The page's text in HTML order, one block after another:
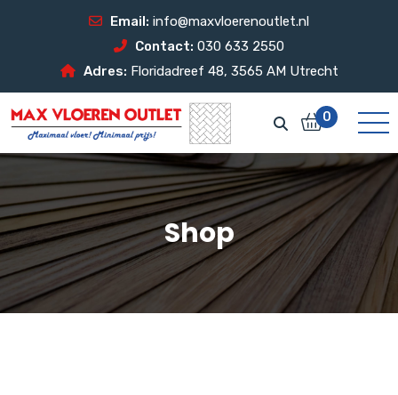
Email: info@maxvloerenoutlet.nl
Contact: 030 633 2550
Adres: Floridadreef 48, 3565 AM Utrecht
0
Shop